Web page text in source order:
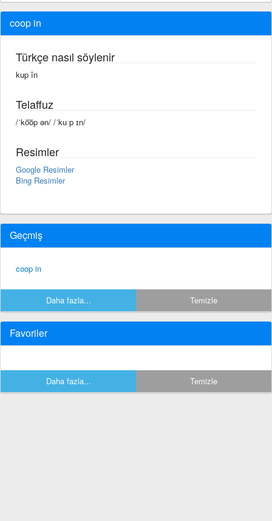
coop in
Türkçe nasıl söylenir
kup în
Telaffuz
/ˈko͞op ən/ /ˈkuːp ɪn/
Resimler
Google Resimler
Bing Resimler
Geçmiş
coop in
Daha fazla... Temizle
Favoriler
Daha fazla... Temizle